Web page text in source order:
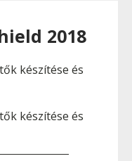
2018
készítése és
készítése és